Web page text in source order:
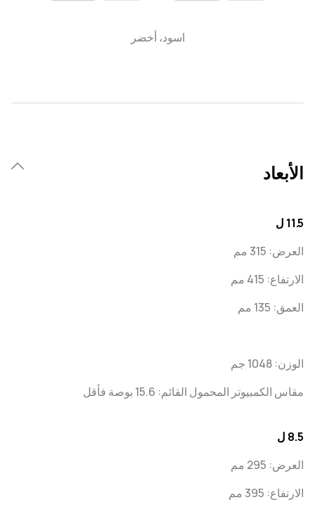
اسود، أخضر
الأبعاد
11.5 ل
العرض: 315 مم
الارتفاع: 415 مم
العمق: 135 مم
الوزن: 1048 جم
مقاس الكمبيوتر المحمول القائم: 15.6 بوصة فأقل
8.5 ل
العرض: 295 مم
الارتفاع: 395 مم